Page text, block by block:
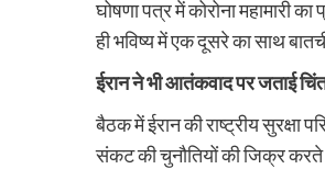
घोषणा पत्र में कोरोना महामारी
ही भविष्य में एक दूसरे का साथ
ईरान ने भी आतंकवाद पर जताई
बैठक में ईरान की राष्ट्रीय
संकट की चुनौतियों की जिक्र करते